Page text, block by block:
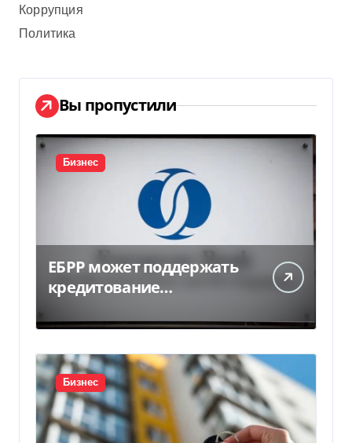
Коррупция
Политика
Вы пропустили
Бизнес
ЕБРР может поддержать
кредитование
300 млн евро — Delo.ua
Бизнес